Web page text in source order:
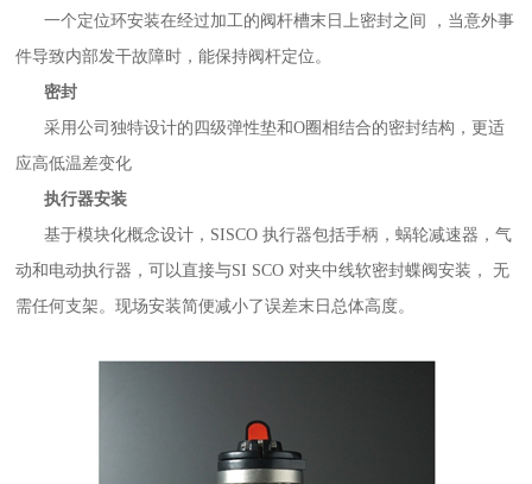
一个定位环安装在经过加工的阀杆槽末日上密封之间 ，当意外事
件导致内部发干故障时，能保持阀杆定位。
密封
采用公司独特设计的四级弹性垫和O圈相结合的密封结构，更适
应高低温差变化
执行器安装
基于模块化概念设计，SISCO 执行器包括手柄，蜗轮减速器，气
动和电动执行器，可以直接与SI SCO 对夹中线软密封蝶阀安装， 无
需任何支架。现场安装简便减小了误差末日总体高度。